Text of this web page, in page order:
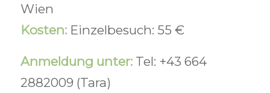
Wien
Kosten: Einzelbesuch: 55 €
Anmeldung unter: Tel: +43 664
2882009 (Tara)